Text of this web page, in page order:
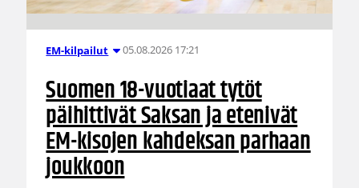
EM-kilpailut 05.08.2026 17:21
Suomen 18-vuotiaat tytöt
päihittivät Saksan ja etenivät
EM-kisojen kahdeksan parhaan
joukkoon